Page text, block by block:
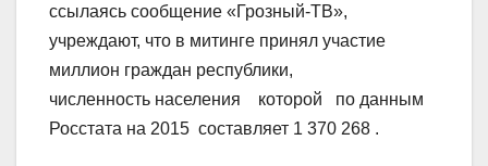
ссылаясь сообщение «Грозный-ТВ»,
учреждают, что в митинге принял участие
миллион граждан республики,
численность населения которой по данным
Росстата на 2015 составляет 1 370 268 .